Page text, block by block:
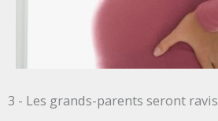
3 - Les grands-parents seront ravis